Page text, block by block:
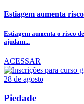
Estiagem aumenta
Estiagem aumenta o risco
ajudam...
ACESSAR
Piedade